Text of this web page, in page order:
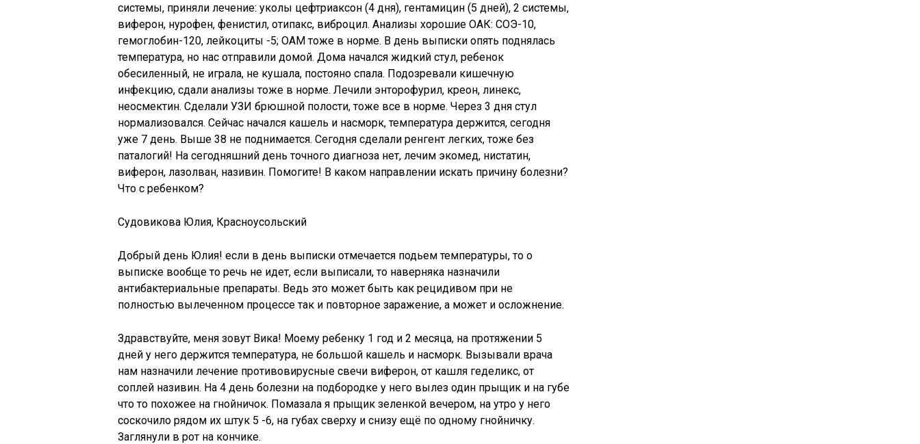
системы, приняли лечение: уколы цефтриаксон (4 дня), гентамицин (5 дней), 2 системы,
виферон, нурофен, фенистил, отипакс, виброцил. Анализы хорошие ОАК: СОЭ-10,
гемоглобин-120, лейкоциты -5; ОАМ тоже в норме. В день выписки опять поднялась
температура, но нас отправили домой. Дома начался жидкий стул, ребенок
обесиленный, не играла, не кушала, постояно спала. Подозревали кишечную
инфекцию, сдали анализы тоже в норме. Лечили энторофурил, креон, линекс,
неосмектин. Сделали УЗИ брюшной полости, тоже все в норме. Через 3 дня стул
нормализовался. Сейчас начался кашель и насморк, температура держится, сегодня
уже 7 день. Выше 38 не поднимается. Сегодня сделали ренгент легких, тоже без
паталогий! На сегодняшний день точного диагноза нет, лечим экомед, нистатин,
виферон, лазолван, називин. Помогите! В каком направлении искать причину болезни?
Что с ребенком?
Судовикова Юлия, Красноусольский
Добрый день Юлия! если в день выписки отмечается подьем температуры, то о
выписке вообще то речь не идет, если выписали, то наверняка назначили
антибактериальные препараты. Ведь это может быть как рецидивом при не
полностью вылеченном процессе так и повторное заражение, а может и осложнение.
Здравствуйте, меня зовут Вика! Моему ребенку 1 год и 2 месяца, на протяжении 5
дней у него держится температура, не большой кашель и насморк. Вызывали врача
нам назначили лечение противовирусные свечи виферон, от кашля геделикс, от
соплей називин. На 4 день болезни на подбородке у него вылез один прыщик и на губе
что то похожее на гнойничок. Помазала я прыщик зеленкой вечером, на утро у него
соскочило рядом их штук 5 -6, на губах сверху и снизу ещё по одному гнойничку.
Заглянули в рот на кончике.